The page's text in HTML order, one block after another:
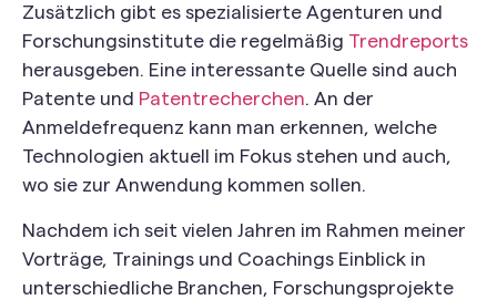
Zusätzlich gibt es spezialisierte Agenturen und
Forschungsinstitute die regelmäßig Trendreports
herausgeben. Eine interessante Quelle sind auch
Patente und Patentrecherchen. An der
Anmeldefrequenz kann man erkennen, welche
Technologien aktuell im Fokus stehen und auch,
wo sie zur Anwendung kommen sollen.
Nachdem ich seit vielen Jahren im Rahmen meiner
Vorträge, Trainings und Coachings Einblick in
unterschiedliche Branchen, Forschungsprojekte